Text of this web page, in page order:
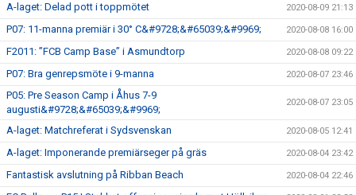
A-laget: Delad pott i toppmötet
2020-08-09 21:13
P07: 11-manna premiär i 30° C&#9728;&#65039;&#9969; 2020-08-08 16:00
F2011: ”FCB Camp Base” i Asmundtorp 2020-08-08 09:22
P07: Bra genrepsmöte i 9-manna 2020-08-07 23:46
P05: Pre Season Camp i Åhus 7-9
augusti&#9728;&#65039;&#9969;
2020-08-07 23:05
A-laget: Matchreferat i Sydsvenskan 2020-08-05 12:41
A-laget: Imponerande premiärseger på gräs 2020-08-04 23:42
Fantastisk avslutning på Ribban Beach 2020-08-04 22:46